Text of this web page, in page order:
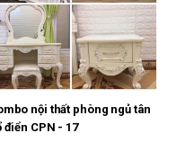
nội thất phòng ngủ tân
điển CPN - 17